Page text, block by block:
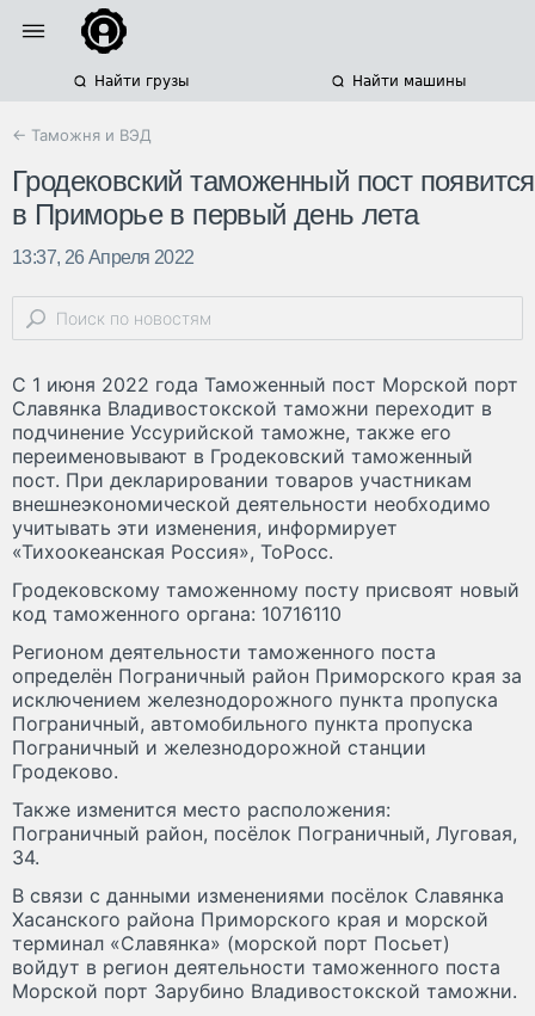
Найти грузы Найти машины
← Таможня и ВЭД
Гродековский таможенный пост появится
в Приморье в первый день лета
13:37, 26 Апреля 2022
С 1 июня 2022 года Таможенный пост Морской порт
Славянка Владивостокской таможни переходит в
подчинение Уссурийской таможне, также его
переименовывают в Гродековский таможенный
пост. При декларировании товаров участникам
внешнеэкономической деятельности необходимо
учитывать эти изменения, информирует
«Тихоокеанская Россия», ТоРосс.
Гродековскому таможенному посту присвоят новый
код таможенного органа: 10716110
Регионом деятельности таможенного поста
определён Пограничный район Приморского края за
исключением железнодорожного пункта пропуска
Пограничный, автомобильного пункта пропуска
Пограничный и железнодорожной станции
Гродеково.
Также изменится место расположения:
Пограничный район, посёлок Пограничный, Луговая,
34.
В связи с данными изменениями посёлок Славянка
Хасанского района Приморского края и морской
терминал «Славянка» (морской порт Посьет)
войдут в регион деятельности таможенного поста
Морской порт Зарубино Владивостокской таможни.